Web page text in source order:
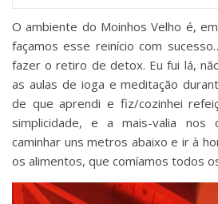
O ambiente do Moinhos Velho é,
façamos esse reinício com
fazer o retiro de detox. Eu fui lá,
as aulas de ioga e meditação
de que aprendi e fiz/cozinhei
simplicidade, e a mais-valia nos
caminhar uns metros abaixo e ir à
os alimentos, que comíamos todos